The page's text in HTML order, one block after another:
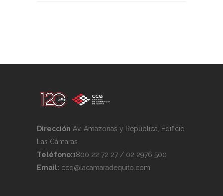
Dirección Av. Amazonas y República, Edificio
Las Cámaras
Teléfono:1800 22 72 27 / 02 2976 500
Email: ccq@lacamaradequito.com